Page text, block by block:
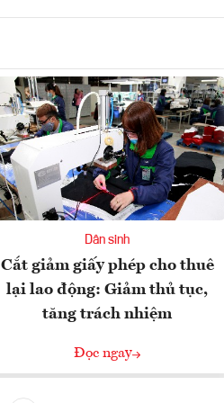
Dân sinh
Cắt giảm giấy phép cho thuê
lại lao động: Giảm thủ tục,
tăng trách nhiệm
Đọc ngay